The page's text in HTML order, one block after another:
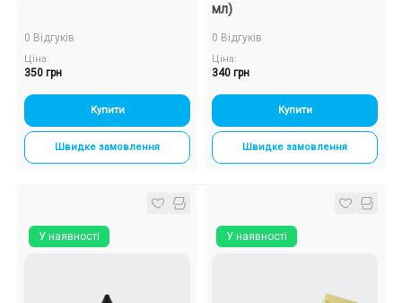
0 Відгуків
Ціна:
350 грн
Купити
Швидке замовлення
мл)
0 Відгуків
Ціна:
340 грн
Купити
Швидке замовлення
У наявності У наявності